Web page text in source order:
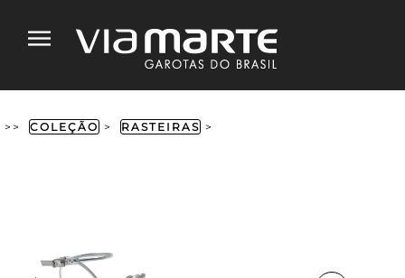
>> COLEÇÃO > RASTEIRAS >